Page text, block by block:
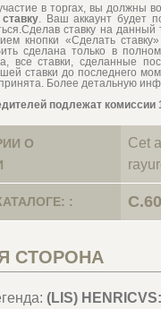
в торгах, вы должны
. Ваш аккаунт будет
ставку на
кнопки «Сделать
сделана только в
все ставки, сделанные
ставки до последнего
Более детальную
подлежат комиссии
О
Cet
:
СТОРОНА
(LIS)